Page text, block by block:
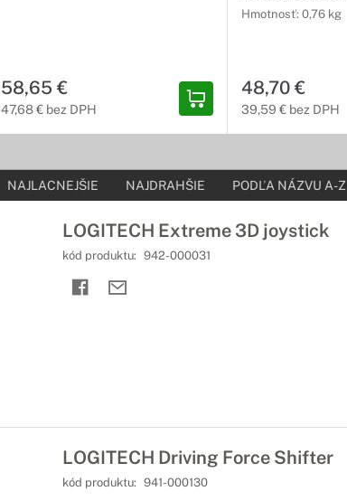
58,65 €
47,68 € bez DPH
Hmotnosť: 0,76 kg
48,70 €
39,59 € bez DPH
NAJLACNEJŠIE NAJDRAHŠIE PODĽA NÁZVU A-Z
LOGITECH Extreme 3D joystick
kód produktu: 942-000031
LOGITECH Driving Force Shifter
kód produktu: 941-000130